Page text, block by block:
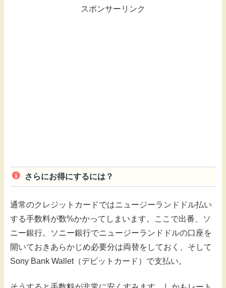
スポンサーリンク
さらにお得にするには？
通常のクレジットカードではニュージーランドドル払い
する手数料が数%かかってしまいます。ここで出番、ソ
ニー銀行。ソニー銀行でニュージーランドドルの口座を
開いておきあらかじめ必要分は両替をしておく、そして
Sony Bank Wallet（デビットカード）で支払い。